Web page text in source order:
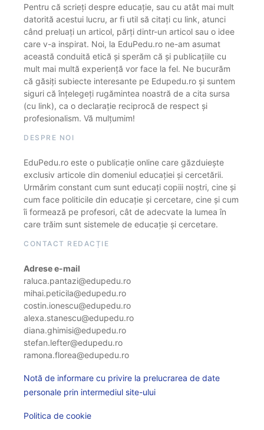
Pentru că scrieți despre educație, sau cu atât mai mult
datorită acestui lucru, ar fi util să citați cu link, atunci
când preluați un articol, părți dintr-un articol sau o idee
care v-a inspirat. Noi, la EduPedu.ro ne-am asumat
această conduită etică și sperăm că și publicațiile cu
mult mai multă experiență vor face la fel. Ne bucurăm
că găsiți subiecte interesante pe Edupedu.ro și suntem
siguri că înțelegeți rugămintea noastră de a cita sursa
(cu link), ca o declarație reciprocă de respect și
profesionalism. Vă mulțumim!
DESPRE NOI
EduPedu.ro este o publicație online care găzduiește
exclusiv articole din domeniul educației și cercetării.
Urmărim constant cum sunt educați copiii noștri, cine și
cum face politicile din educație și cercetare, cine și cum
îi formează pe profesori, cât de adecvate la lumea în
care trăim sunt sistemele de educație și cercetare.
CONTACT REDACȚIE
Adrese e-mail
raluca.pantazi@edupedu.ro
mihai.peticila@edupedu.ro
costin.ionescu@edupedu.ro
alexa.stanescu@edupedu.ro
diana.ghimisi@edupedu.ro
stefan.lefter@edupedu.ro
ramona.florea@edupedu.ro
Notă de informare cu privire la prelucrarea de date
personale prin intermediul site-ului
Politica de cookie